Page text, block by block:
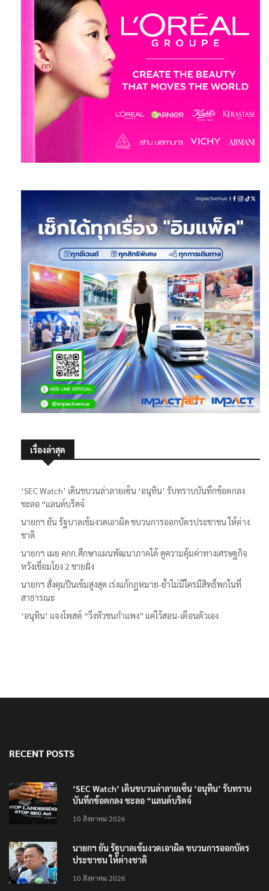
เรื่องล่าสุด
‘SEC Watch’ เดินขบวนล่าลายเซ็น ‘อนุทิน’ รับทราบบันทึกข้อตกลง
ชะลอ “แลนด์บริดจ์
นายกฯ ยัน รัฐบาลเข้มงวดเอาผิด ขบวนการออกบัตรประชาชน ให้ต่าง
ชาติ
นายกฯ เผย คกก.ศึกษาแผนพัฒนาภาคใต้ ดูความคุ้มค่าทางเศรษฐกิจ
หวังเชื่อมโยง 2 ชายฝั่ง
นายกฯ สั่งคุมปืนเข้มสูงสุด เร่งแก้กฎหมาย-ย้ำไม่มีใครมีสิทธิ์พกในที่
สาธารณะ
‘อนุทิน’ แจงโพสต์ “วิ่งหัวชนกำแพง” แค่ไว้สอน-เตือนตัวเอง
RECENT POSTS
‘SEC Watch’ เดินขบวนล่าลายเซ็น ‘อนุทิน’ รับทราบ
บันทึกข้อตกลง ชะลอ “แลนด์บริดจ์
10 สิงหาคม 2026
นายกฯ ยัน รัฐบาลเข้มงวดเอาผิด ขบวนการออกบัตร
ประชาชน ให้ต่างชาติ
10 สิงหาคม 2026